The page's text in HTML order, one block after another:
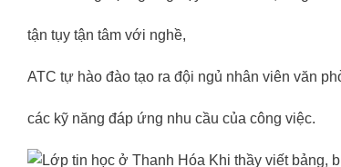
tận tụy tận tâm với nghề,
ATC tự hào đào tạo ra đội ngủ nhân viên văn
các kỹ năng đáp ứng nhu cầu của công việc.